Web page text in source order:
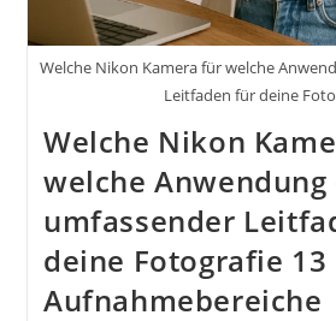
Welche Nikon Kamera für welche
Leitfaden für deine
Welche Nikon
welche Anwendung
umfassender
deine Fotografie 13
Aufnahmebereiche